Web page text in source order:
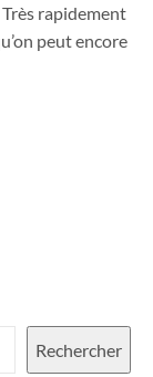
rapidement
peut encore
Rechercher